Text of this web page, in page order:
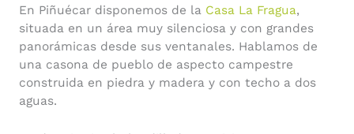
En Piñuécar disponemos de la Casa La Fragua,
situada en un área muy silenciosa y con grandes
panorámicas desde sus ventanales. Hablamos de
una casona de pueblo de aspecto campestre
construida en piedra y madera y con techo a dos
aguas.